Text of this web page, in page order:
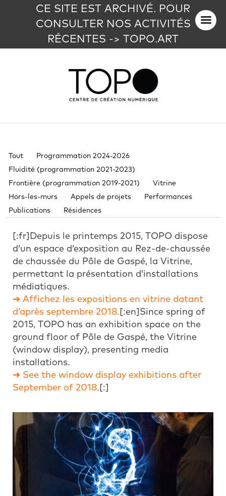
CE SITE EST ARCHIVÉ. POUR
CONSULTER NOS ACTIVITÉS
RÉCENTES -> TOPO.ART
Tout
Programmation 2024-2026
Fluidité (programmation 2021-2023)
Frontière (programmation 2019-2021)
Vitrine
Hors-les-murs
Appels de projets
Performances
Publications
Résidences
[:fr]Depuis le printemps 2015, TOPO dispose
d’un espace d’exposition au Rez-de-chaussée
de chaussée du Pôle de Gaspé, la Vitrine,
permettant la présentation d’installations
médiatiques.
➔ Affichez les expositions en vitrine datant
d’après septembre 2018. [:en]Since spring of
2015, TOPO has an exhibition space on the
ground floor of Pôle de Gaspé, the Vitrine
(window display), presenting media
installations.
➔ See the window display exhibitions after
September of 2018. [:]